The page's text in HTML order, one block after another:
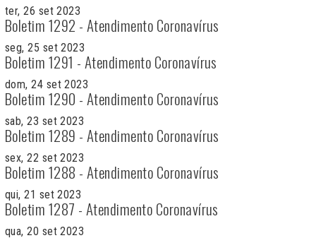
ter, 26 set 2023
Boletim 1292 - Atendimento Coronavírus
seg, 25 set 2023
Boletim 1291 - Atendimento Coronavírus
dom, 24 set 2023
Boletim 1290 - Atendimento Coronavírus
sab, 23 set 2023
Boletim 1289 - Atendimento Coronavírus
sex, 22 set 2023
Boletim 1288 - Atendimento Coronavírus
qui, 21 set 2023
Boletim 1287 - Atendimento Coronavírus
qua, 20 set 2023